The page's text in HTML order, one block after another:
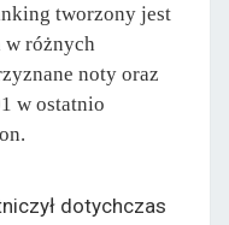
tworzony jest
różnych
noty oraz
w ostatnio
dotychczas